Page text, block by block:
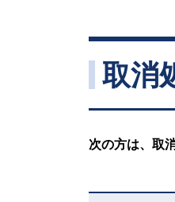
取消
次の方は、取